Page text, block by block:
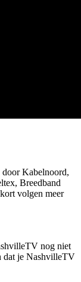
Kabelnoord,
Breedband
volgen meer
nog niet
dat je NashvilleTV